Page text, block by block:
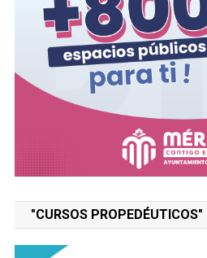
"CURSOS PROPEDÉUTICOS"